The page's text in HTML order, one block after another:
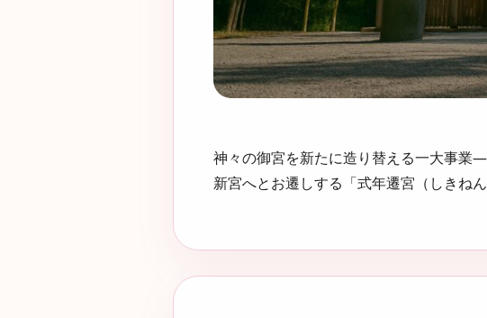
神々の御宮を新たに造り替える一大事業
新宮へとお遷しする「式年遷宮（しきね